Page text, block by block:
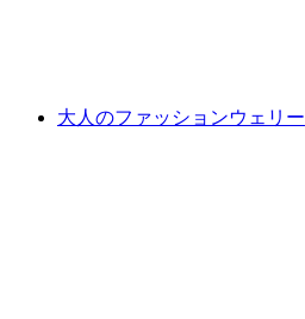
大人のファッションウェリー